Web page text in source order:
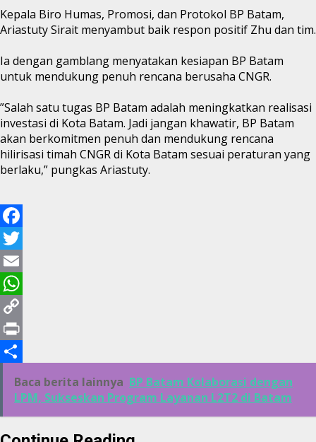
Kepala Biro Humas, Promosi, dan Protokol BP Batam,
Ariastuty Sirait menyambut baik respon positif Zhu dan tim.
Ia dengan gamblang menyatakan kesiapan BP Batam
untuk mendukung penuh rencana berusaha CNGR.
”Salah satu tugas BP Batam adalah meningkatkan realisasi
investasi di Kota Batam. Jadi jangan khawatir, BP Batam
akan berkomitmen penuh dan mendukung rencana
hilirisasi timah CNGR di Kota Batam sesuai peraturan yang
berlaku,” pungkas Ariastuty.
Facebook
Twitter
Email
WhatsApp
Copy
Link
Print
ShareBaca berita lainnya BP Batam Kolaborasi dengan
LPM, Sukseskan Program Layanan L2T2 di Batam